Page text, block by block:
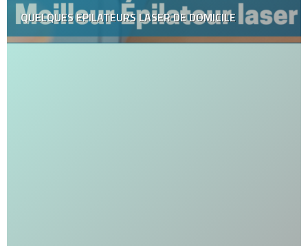
QUELQUES EPILATEURS LASER DE DOMICILE